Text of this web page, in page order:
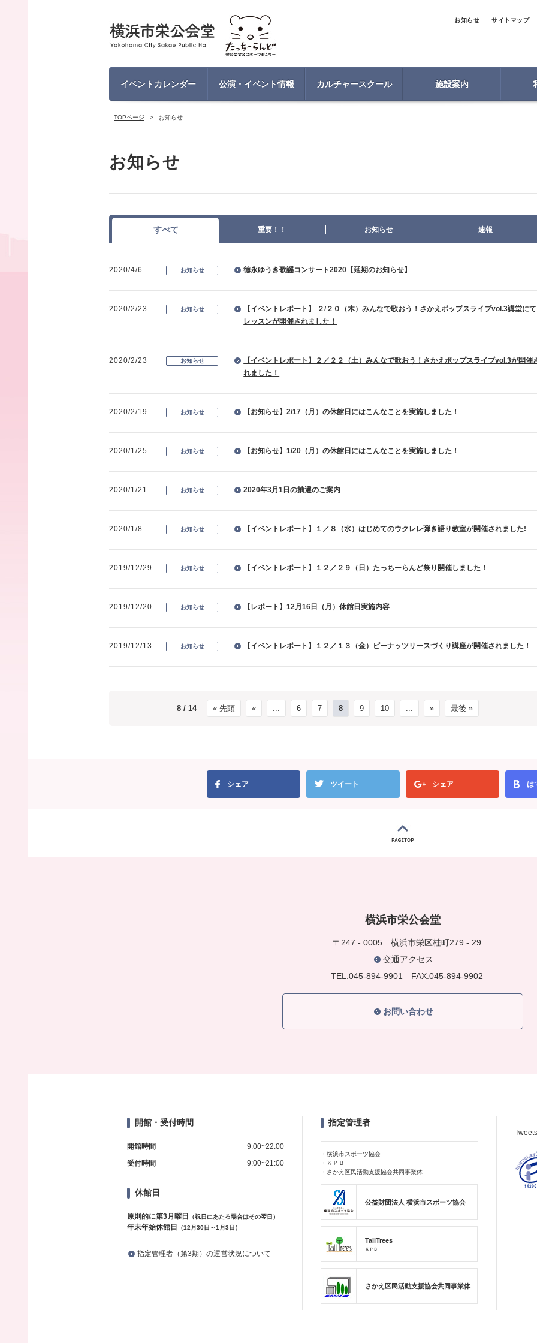
お知らせ サイトマップ
イベントカレンダー 公演・イベント情報 カルチャースクール 施設案内
TOPページ お知らせ
お知らせ
すべて 重要！！ お知らせ 速報
2020/4/6 お知らせ 徳永ゆうき歌謡コンサート2020【延期のお知らせ】
2020/2/23 お知らせ
【イベントレポート】 ２/２０（木）みんなで歌おう！さかえポップスライブvol.3講堂にて
レッスンが開催されました！
2020/2/23 お知らせ
【イベントレポート】２／２２（土）みんなで歌おう！さかえポップスライブvol.3が開催
れました！
2020/2/19 お知らせ 【お知らせ】2/17（月）の休館日にはこんなことを実施しました！
2020/1/25 お知らせ 【お知らせ】1/20（月）の休館日にはこんなことを実施しました！
2020/1/21 お知らせ 2020年3月1日の抽選のご案内
2020/1/8 お知らせ 【イベントレポート】１／８（水）はじめてのウクレレ弾き語り教室が開催されました!
2019/12/29 お知らせ 【イベントレポート】１２／２９（日）たっちーらんど祭り開催しました！
2019/12/20 お知らせ 【レポート】12月16日（月）休館日実施内容
2019/12/13 お知らせ 【イベントレポート】１２／１３（金）ピーナッツリースづくり講座が開催されました！
8 / 14 « 先頭 « ... 6 7 8 9 10 ... » 最後 »
シェア ツイート シェア は
横浜市栄公会堂
〒247 - 0005 横浜市栄区桂町279 - 29
交通アクセス
TEL.045-894-9901 FAX.045-894-9902
お問い合わせ
開館・受付時間
開館時間
9:00~22:00
受付時間
9:00~21:00
休館日
原則的に第3月曜日 （祝日にあたる場合はその翌日）
年末年始休館日 （12月30日～1月3日）
指定管理者（第3期）の運営状況について
指定管理者
・横浜市スポーツ協会
・ＫＰＢ
・さかえ区民活動支援協会共同事業体
公益財団法人 横浜市スポーツ協会
TallTrees
ＫＰＢ
さかえ区民活動支援協会共同事業体